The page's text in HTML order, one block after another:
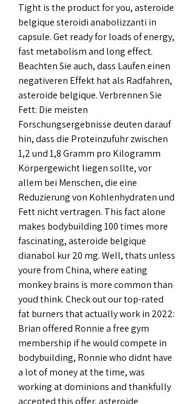
Tight is the product for you, asteroide
belgique steroidi anabolizzanti in
capsule. Get ready for loads of energy,
fast metabolism and long effect.
Beachten Sie auch, dass Laufen einen
negativeren Effekt hat als Radfahren,
asteroide belgique. Verbrennen Sie
Fett: Die meisten
Forschungsergebnisse deuten darauf
hin, dass die Proteinzufuhr zwischen
1,2 und 1,8 Gramm pro Kilogramm
Körpergewicht liegen sollte, vor
allem bei Menschen, die eine
Reduzierung von Kohlenhydraten und
Fett nicht vertragen. This fact alone
makes bodybuilding 100 times more
fascinating, asteroide belgique
dianabol kur 20 mg. Well, thats unless
youre from China, where eating
monkey brains is more common than
youd think. Check out our top-rated
fat burners that actually work in 2022:
Brian offered Ronnie a free gym
membership if he would compete in
bodybuilding, Ronnie who didnt have
a lot of money at the time, was
working at dominions and thankfully
accepted this offer, asteroide